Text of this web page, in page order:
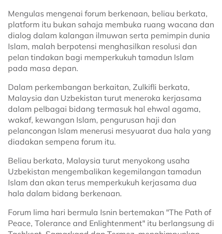
Mengulas mengenai forum berkenaan, beliau berkata,
platform itu bukan sahaja membuka ruang wacana dan
dialog dalam kalangan ilmuwan serta pemimpin dunia
Islam, malah berpotensi menghasilkan resolusi dan
pelan tindakan bagi memperkukuh tamadun Islam
pada masa depan.
Dalam perkembangan berkaitan, Zulkifli berkata,
Malaysia dan Uzbekistan turut meneroka kerjasama
dalam pelbagai bidang termasuk hal ehwal agama,
wakaf, kewangan Islam, pengurusan haji dan
pelancongan Islam menerusi mesyuarat dua hala yang
diadakan sempena forum itu.
Beliau berkata, Malaysia turut menyokong usaha
Uzbekistan mengembalikan kegemilangan tamadun
Islam dan akan terus memperkukuh kerjasama dua
hala dalam bidang berkenaan.
Forum lima hari bermula Isnin bertemakan "The Path of
Peace, Tolerance and Enlightenment" itu berlangsung di